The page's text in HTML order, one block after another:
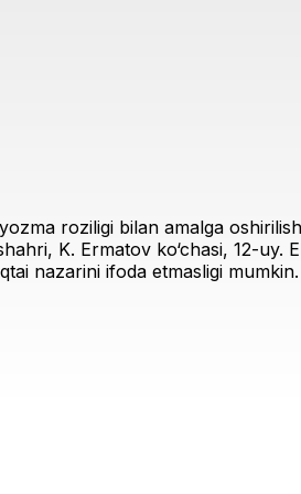
roziligi bilan amalga
K. Ermatov ko‘chasi, 12-uy.
nazarini ifoda etmasligi